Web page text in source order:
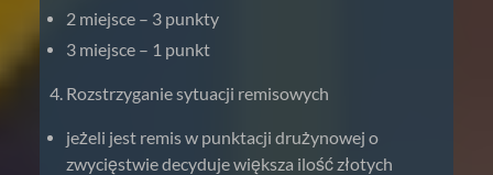
2 miejsce – 3 punkty
3 miejsce – 1 punkt
Rozstrzyganie sytuacji remisowych
jeżeli jest remis w punktacji drużynowej o
zwycięstwie decyduje większa ilość złotych